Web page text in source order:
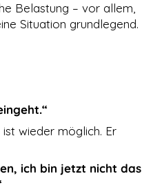
Belastung – vor allem,
Situation grundlegend.
wieder möglich. Er
ich bin jetzt nicht das